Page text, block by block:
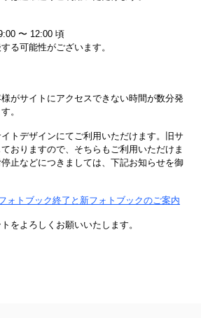
〜 12:00 頃
る可能性がございます。
がサイトにアクセスできない時間が数分発
。
トデザインにてご利用いただけます。旧サ
おりますので、そちらもご利用いただけま
止などにつきましては、下記お知らせを御
ォトブック終了と新フォトブックのご案内
をよろしくお願いいたします。